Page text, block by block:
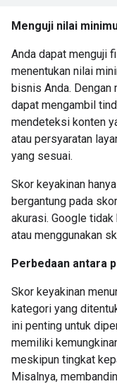
Menguji nilai
Anda dapat menguji
menentukan nilai
bisnis Anda. Dengan
dapat mengambil
mendeteksi konten
atau persyaratan
yang sesuai.
Skor keyakinan
bergantung pada
akurasi. Google
atau menggunakan
Perbedaan antara
Skor keyakinan
kategori yang
ini penting untuk
memiliki
meskipun tingkat
Misalnya,